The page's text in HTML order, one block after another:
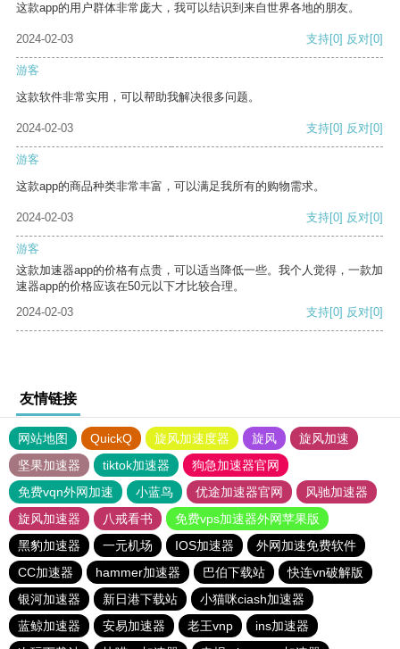
这款app的用户群体非常庞大，我可以结识到来自世界各地的朋友。
2024-02-03 支持[0] 反对[0]
游客
这款软件非常实用，可以帮助我解决很多问题。
2024-02-03 支持[0] 反对[0]
游客
这款app的商品种类非常丰富，可以满足我所有的购物需求。
2024-02-03 支持[0] 反对[0]
游客
这款加速器app的价格有点贵，可以适当降低一些。我个人觉得，一款加
速器app的价格应该在50元以下才比较合理。
2024-02-03
支持[0] 反对[0]
友情链接
网站地图 QuickQ 旋风加速度器 旋风
旋风加速
坚果加速器
tiktok加速器
狗急加速器官网
免费vqn外网加速
小蓝鸟 优途加速器官网
风驰加速器
旋风加速器
八戒看书
免费vps加速器外网苹果版
黑豹加速器
一元机场 IOS加速器
外网加速免费软件
CC加速器
hammer加速器 巴伯下载站
快连vn破解版
银河加速器
新日港下载站
小猫咪ciash加速器
蓝鲸加速器
安易加速器 老王vnp
ins加速器